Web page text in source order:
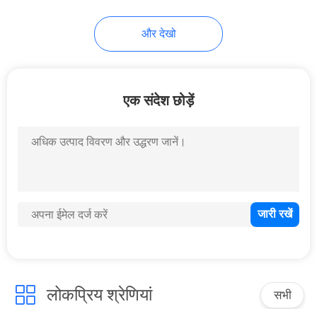
यात्रा बोतल सेट
प्रसाधन सामग्री कांच की
बोतलें
और देखो
एक संदेश छोड़ें
लोकप्रिय श्रेणियां सभी